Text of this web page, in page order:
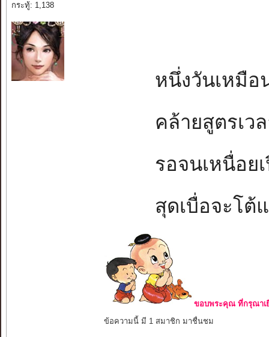
กระทู้: 1,138
หนึ่งวันเหมือ
คล้ายสูตรเว
รอจนเหนื่อย
สุดเบื่อจะโต้
ขอบพระคุณ ที่กรุณาเ
ข้อความนี้ มี 1 สมาชิก มาชื่นชม